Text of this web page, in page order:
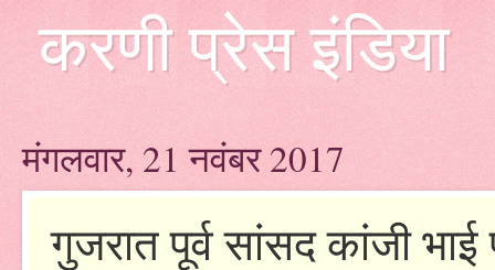
करणी प्रेस इंडिया
मंगलवार, 21 नवंबर 2017
गुजरात पूर्व सांसद कांजी